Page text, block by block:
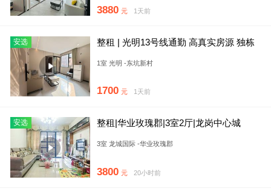
3880 元 1天前
安选
整租 | 光明13号线通勤 高真实房源 独栋
1室 光明 -东坑新村
1700 元 1天前
安选 整租|华业玫瑰郡|3室2厅|龙岗中心城
3室 龙城国际 -华业玫瑰郡
3800 元 20小时前